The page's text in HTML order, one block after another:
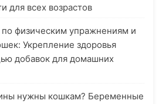
для всех возрастов
по физическим упражнениям и
Укрепление здоровья
добавок для домашних
нужны кошкам? Беременные